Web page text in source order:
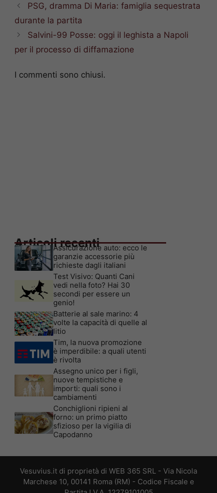
PSG, dramma Di Maria: famiglia sequestrata
durante la partita
Salvini-99 Posse: oggi il leghista a Napoli
per il processo di diffamazione
I commenti sono chiusi.
Articoli recenti
Assicurazione auto: ecco le
garanzie accessorie più
richieste dagli italiani
Test Visivo: Quanti Cani
vedi nella foto? Hai 30
secondi per essere un
genio!
Batterie al sale marino: 4
volte la capacità di quelle al
litio
Tim, la nuova promozione
è imperdibile: a quali utenti
è rivolta
Assegno unico per i figli,
nuove tempistiche e
importi: quali sono i
cambiamenti
Conchiglioni ripieni al
forno: un primo piatto
sfizioso per la vigilia di
Capodanno
Vesuvius.it di proprietà di WEB 365 SRL - Via Nicola
Marchese 10, 00141 Roma (RM) - Codice Fiscale e